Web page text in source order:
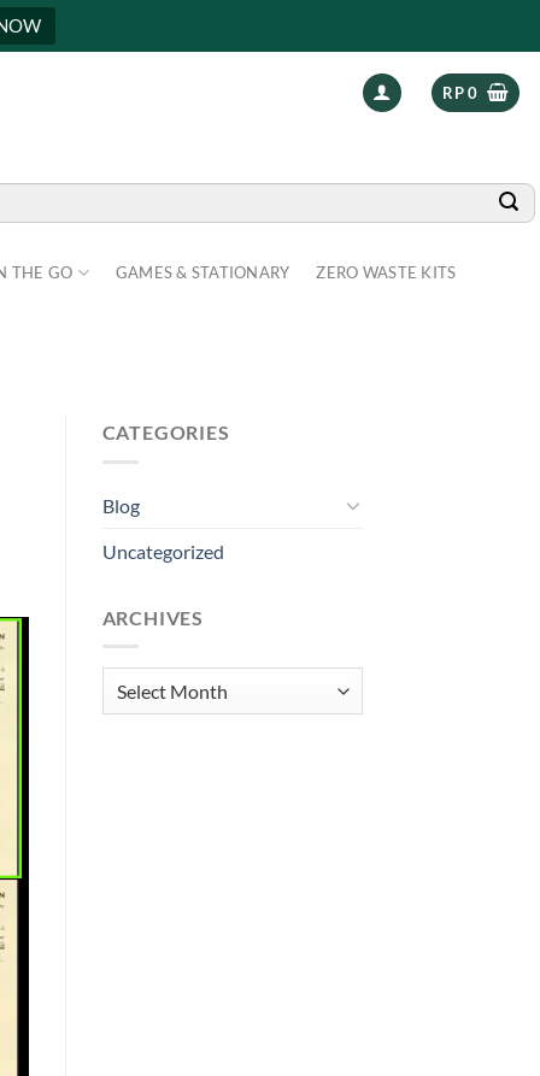
RP0
THE GO GAMES & STATIONARY ZERO WASTE KITS
CATEGORIES
Blog
Uncategorized
ARCHIVES